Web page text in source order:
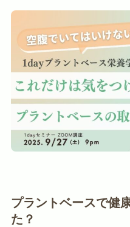
プラントベースで健
た？